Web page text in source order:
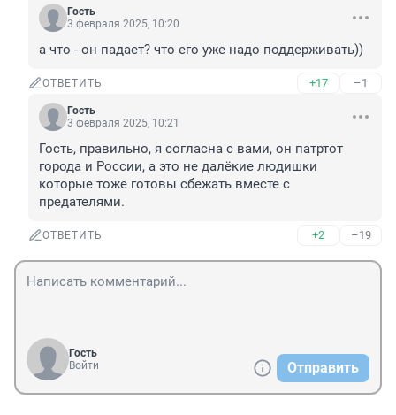
Гость
3 февраля 2025, 10:20
а что - он падает? что его уже надо поддерживать))
ОТВЕТИТЬ +17 –1
Гость
3 февраля 2025, 10:21
Гость, правильно, я согласна с вами, он патртот
города и России, а это не далёкие людишки
которые тоже готовы сбежать вместе с
предателями.
ОТВЕТИТЬ +2 –19
Гость
Войти
Отправить